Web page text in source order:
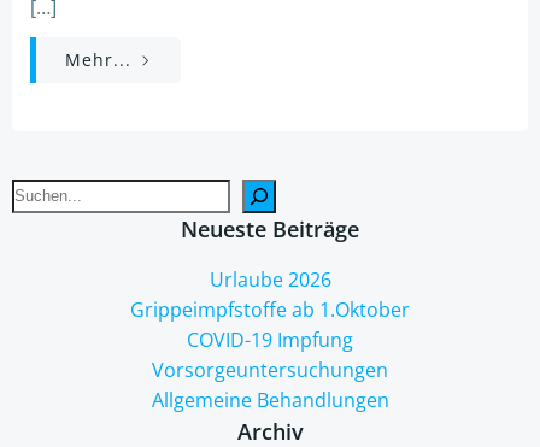
[…]
Mehr...
Neueste Beiträge
Urlaube 2026
Grippeimpfstoffe ab 1.Oktober
COVID-19 Impfung
Vorsorgeuntersuchungen
Allgemeine Behandlungen
Archiv